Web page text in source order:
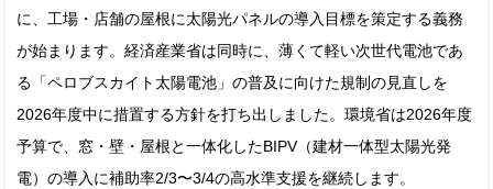
に、工場・店舗の屋根に太陽光パネルの導入目標を策定する義務
が始まります。経済産業省は同時に、薄くて軽い次世代電池であ
る「ペロブスカイト太陽電池」の普及に向けた規制の見直しを
2026年度中に措置する方針を打ち出しました。環境省は2026年度
予算で、窓・壁・屋根と一体化したBIPV（建材一体型太陽光発
電）の導入に補助率2/3〜3/4の高水準支援を継続します。